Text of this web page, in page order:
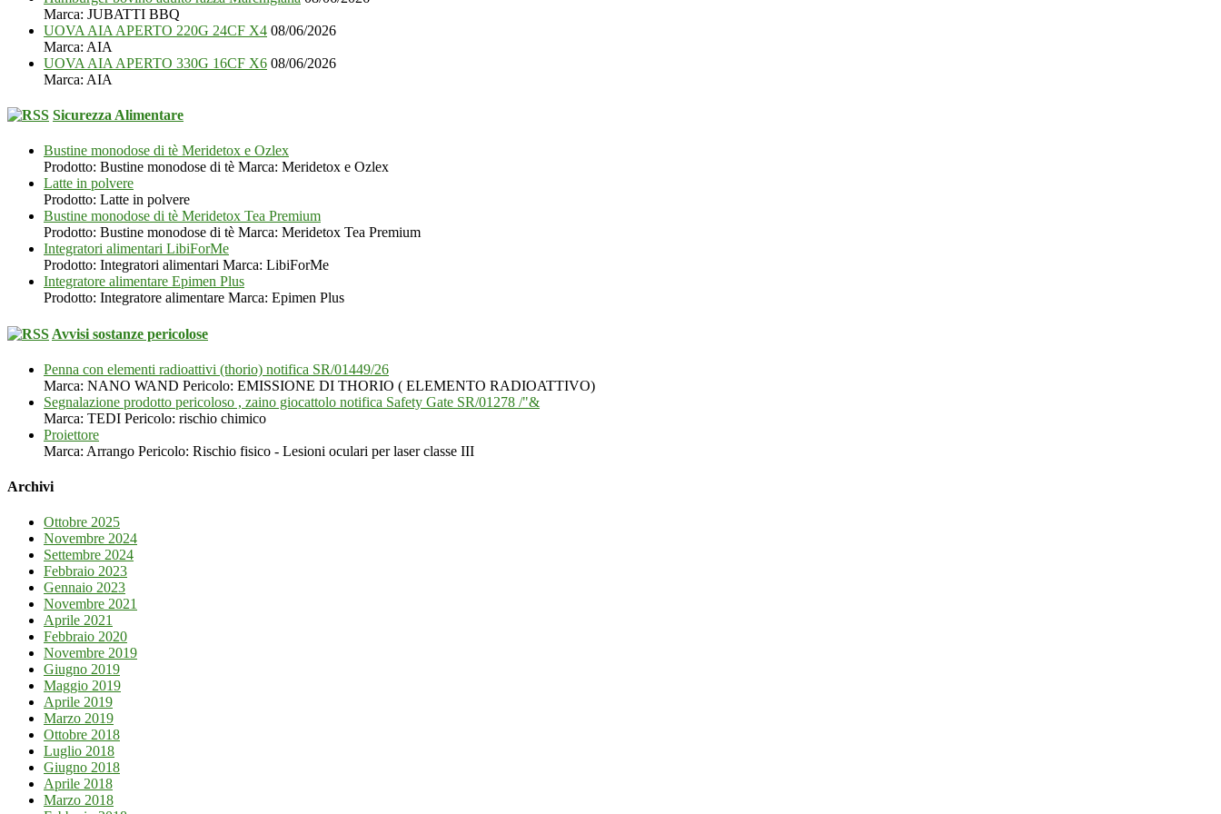
Marca: JUBATTI BBQ
UOVA AIA APERTO 220G 24CF X4 08/06/2026
Marca: AIA
UOVA AIA APERTO 330G 16CF X6 08/06/2026
Marca: AIA
Sicurezza Alimentare
Bustine monodose di tè Meridetox e Ozlex
Prodotto: Bustine monodose di tè Marca: Meridetox e Ozlex
Latte in polvere
Prodotto: Latte in polvere
Bustine monodose di tè Meridetox Tea Premium
Prodotto: Bustine monodose di tè Marca: Meridetox Tea Premium
Integratori alimentari LibiForMe
Prodotto: Integratori alimentari Marca: LibiForMe
Integratore alimentare Epimen Plus
Prodotto: Integratore alimentare Marca: Epimen Plus
Avvisi sostanze pericolose
Penna con elementi radioattivi (thorio) notifica SR/01449/26
Marca: NANO WAND Pericolo: EMISSIONE DI THORIO ( ELEMENTO RADIOATTIVO)
Segnalazione prodotto pericoloso , zaino giocattolo notifica Safety Gate SR/01278 /"&
Marca: TEDI Pericolo: rischio chimico
Proiettore
Marca: Arrango Pericolo: Rischio fisico - Lesioni oculari per laser classe III
Archivi
Ottobre 2025
Novembre 2024
Settembre 2024
Febbraio 2023
Gennaio 2023
Novembre 2021
Aprile 2021
Febbraio 2020
Novembre 2019
Giugno 2019
Maggio 2019
Aprile 2019
Marzo 2019
Ottobre 2018
Luglio 2018
Giugno 2018
Aprile 2018
Marzo 2018